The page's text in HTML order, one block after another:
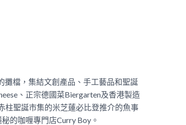
攤檔，集結文創產品、手工藝品和聖誕
、正宗德國菜Biergarten及香港製造
柱聖誕市集的米芝蓮必比登推介的魚事
的咖喱專門店Curry Boy。